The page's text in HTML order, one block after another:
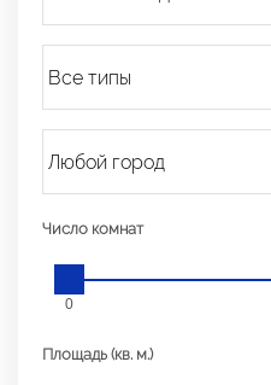
Число комнат
0
Площадь (кв. м.)